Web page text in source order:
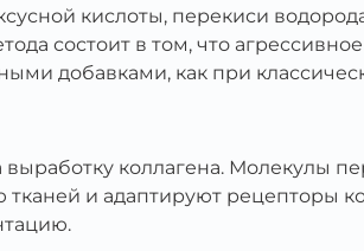
кислоты, перекиси
состоит в том, что
добавками, как при
коллагена. Молекулы
и адаптируют рецепторы